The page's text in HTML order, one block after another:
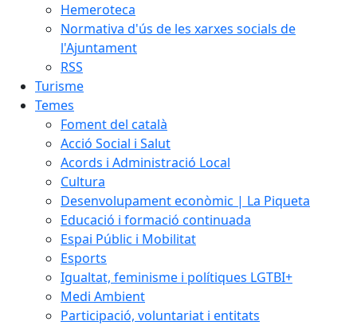
Hemeroteca
Normativa d'ús de les xarxes socials de
l'Ajuntament
RSS
Turisme
Temes
Foment del català
Acció Social i Salut
Acords i Administració Local
Cultura
Desenvolupament econòmic | La Piqueta
Educació i formació continuada
Espai Públic i Mobilitat
Esports
Igualtat, feminisme i polítiques LGTBI+
Medi Ambient
Participació, voluntariat i entitats